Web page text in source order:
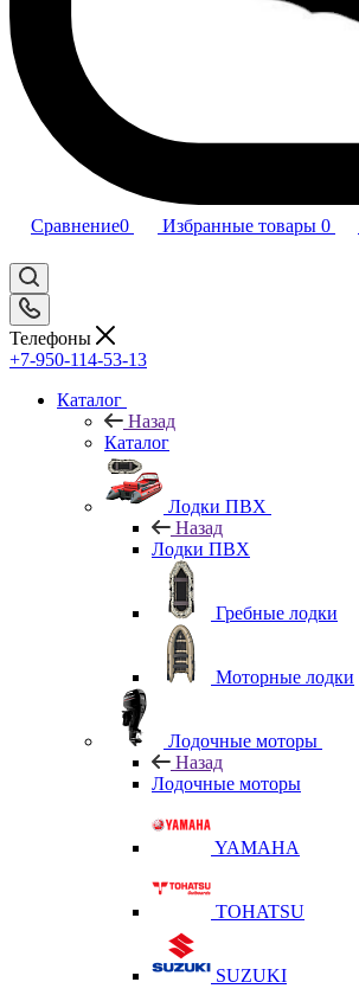
Сравнение0 Избранные товары 0
Телефоны
+7-950-114-53-13
Каталог
Назад
Каталог
Лодки ПВХ
Назад
Лодки ПВХ
Гребные лодки
Моторные лодки
Лодочные моторы
Назад
Лодочные моторы
YAMAHA
TOHATSU
SUZUKI